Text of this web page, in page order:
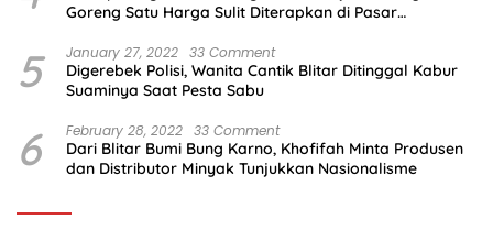
Goreng Satu Harga Sulit Diterapkan di Pasar
5 January 27, 2022 33 Comment
Digerebek Polisi, Wanita Cantik Blitar Ditinggal Kabur
Suaminya Saat Pesta Sabu
6 February 28, 2022 33 Comment
Dari Blitar Bumi Bung Karno, Khofifah Minta Produsen
dan Distributor Minyak Tunjukkan Nasionalisme